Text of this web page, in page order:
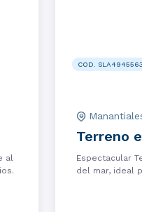
al
COD. SLA4945563
Terreno
Espectacular
del mar, ideal